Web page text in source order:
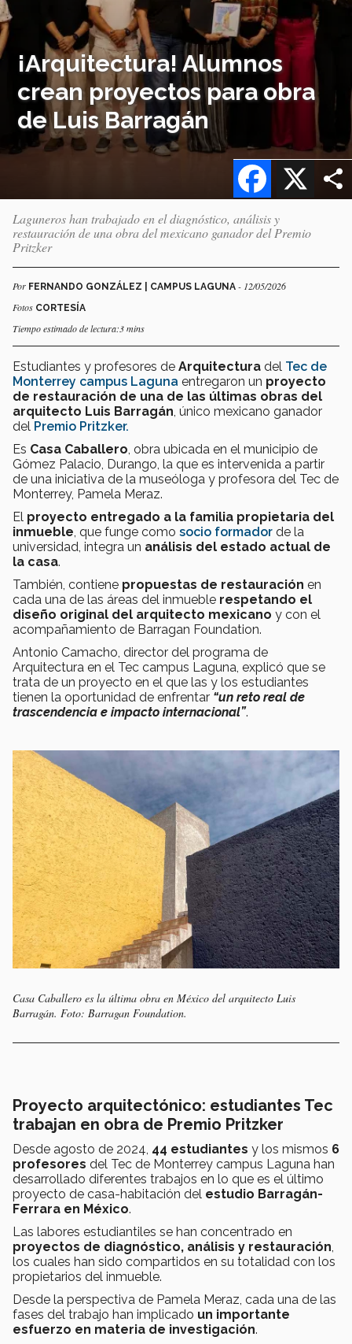
¡Arquitectura! Alumnos
crean proyectos para obra
de Luis Barragán
X
Facebook
Laguneros han trabajado en el diagnóstico, análisis y
restauración de una obra del mexicano ganador del Premio
Pritzker
Por FERNANDO GONZÁLEZ | CAMPUS LAGUNA - 12/05/2026
Fotos CORTESÍA
Tiempo estimado de lectura:3 mins
Estudiantes y profesores de Arquitectura del Tec de
Monterrey campus Laguna entregaron un proyecto
de restauración de una de las últimas obras del
arquitecto Luis Barragán , único mexicano ganador
del Premio Pritzker.
Es Casa Caballero , obra ubicada en el municipio de
Gómez Palacio, Durango, la que es intervenida a partir
de una iniciativa de la museóloga y profesora del Tec de
Monterrey, Pamela Meraz.
El proyecto entregado a la familia propietaria del
inmueble , que funge como socio formador de la
universidad, integra un análisis del estado actual de
la casa.
También, contiene propuestas de restauración en
cada una de las áreas del inmueble respetando el
diseño original del arquitecto mexicano y con el
acompañamiento de Barragan Foundation.
Antonio Camacho, director del programa de
Arquitectura en el Tec campus Laguna, explicó que se
trata de un proyecto en el que las y los estudiantes
tienen la oportunidad de enfrentar “un reto real de
trascendencia e impacto internacional”.
Casa Caballero es la última obra en México del arquitecto Luis
Barragán. Foto: Barragan Foundation.
Proyecto arquitectónico: estudiantes Tec
trabajan en obra de Premio Pritzker
Desde agosto de 2024, 44 estudiantes y los mismos 6
profesores del Tec de Monterrey campus Laguna han
desarrollado diferentes trabajos en lo que es el último
proyecto de casa-habitación del estudio Barragán-
Ferrara en México.
Las labores estudiantiles se han concentrado en
proyectos de diagnóstico, análisis y restauración,
los cuales han sido compartidos en su totalidad con los
propietarios del inmueble.
Desde la perspectiva de Pamela Meraz, cada una de las
fases del trabajo han implicado un importante
esfuerzo en materia de investigación.